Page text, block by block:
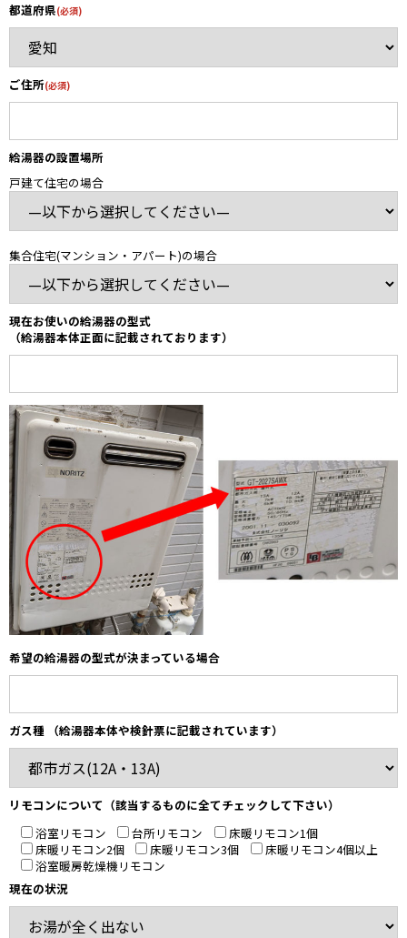
都道府県(必須)
ご住所(必須)
給湯器の設置場所
戸建て住宅の場合
集合住宅(マンション・アパート)の場合
現在お使いの給湯器の型式
（給湯器本体正面に記載されております）
希望の給湯器の型式が決まっている場合
ガス種 （給湯器本体や検針票に記載されています）
リモコンについて（該当するものに全てチェックして下さい）
浴室リモコン
台所リモコン
床暖リモコン1個
床暖リモコン2個
床暖リモコン3個
床暖リモコン4個以上
浴室暖房乾燥機リモコン
現在の状況